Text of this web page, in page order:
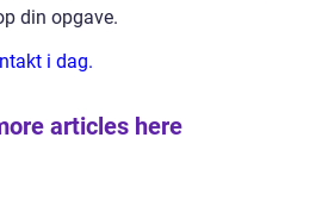
din opgave.
i dag.
articles here